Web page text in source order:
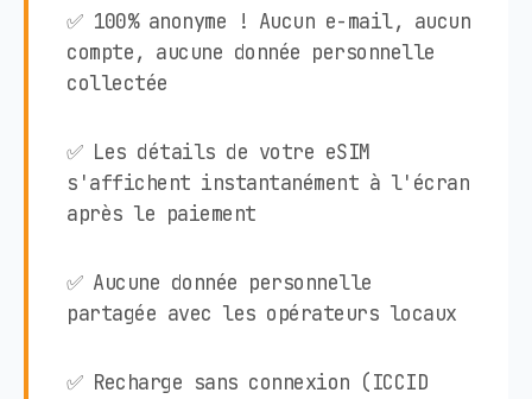
✅ 100% anonyme ! Aucun e-mail, aucun
compte, aucune donnée personnelle
collectée
✅ Les détails de votre eSIM
s'affichent instantanément à l'écran
après le paiement
✅ Aucune donnée personnelle
partagée avec les opérateurs locaux
✅ Recharge sans connexion (ICCID